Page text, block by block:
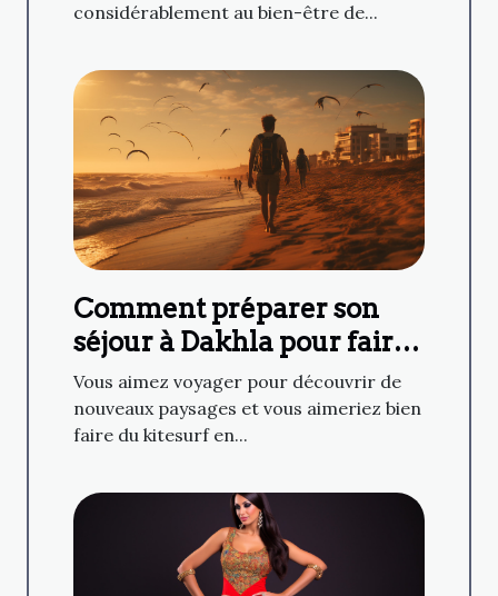
considérablement au bien-être de...
Comment préparer son
séjour à Dakhla pour faire
du kitesurf ?
Vous aimez voyager pour découvrir de
nouveaux paysages et vous aimeriez bien
faire du kitesurf en...